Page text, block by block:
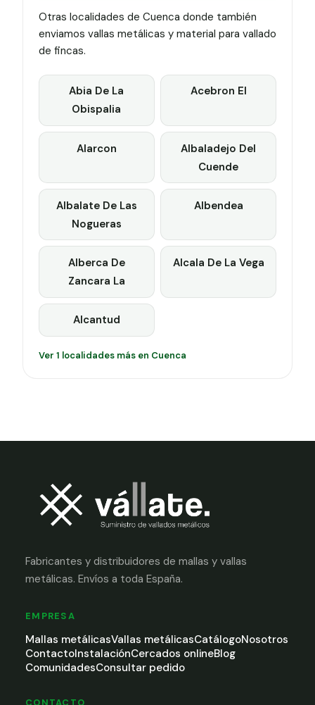
Otras localidades de Cuenca donde también
enviamos vallas metálicas y material para vallado
de fincas.
Abia De La
Obispalia
Acebron El
Alarcon
Albaladejo Del
Cuende
Albalate De Las
Nogueras
Albendea
Alberca De
Zancara La
Alcala De La Vega
Alcantud
Ver 1 localidades más en Cuenca
Fabricantes y distribuidores de mallas y vallas
metálicas. Envíos a toda España.
EMPRESA
Mallas metálicasVallas metálicasCatálogoNosotros
ContactoInstalaciónCercados onlineBlog
ComunidadesConsultar pedido